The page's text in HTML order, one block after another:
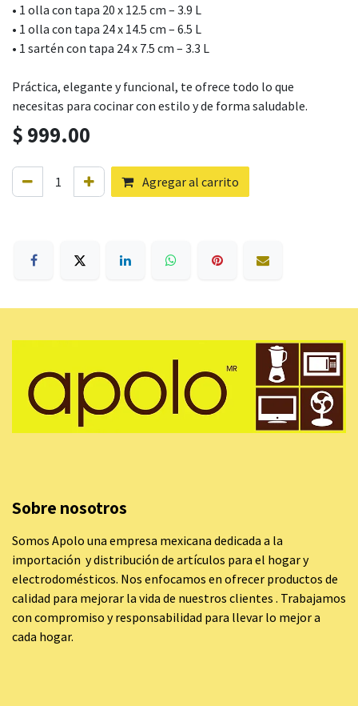
• 1 olla con tapa 20 x 12.5 cm – 3.9 L
• 1 olla con tapa 24 x 14.5 cm – 6.5 L
• 1 sartén con tapa 24 x 7.5 cm – 3.3 L
Práctica, elegante y funcional, te ofrece todo lo que
necesitas para cocinar con estilo y de forma saludable.
$999.00
Agregar al carrito
Sobre nosotros
Somos Apolo una empresa mexicana dedicada a la
importación y distribución de artículos para el hogar y
electrodomésticos. Nos enfocamos en ofrecer productos de
calidad para mejorar la vida de nuestros clientes . Trabajamos
con compromiso y responsabilidad para llevar lo mejor a
cada hogar.